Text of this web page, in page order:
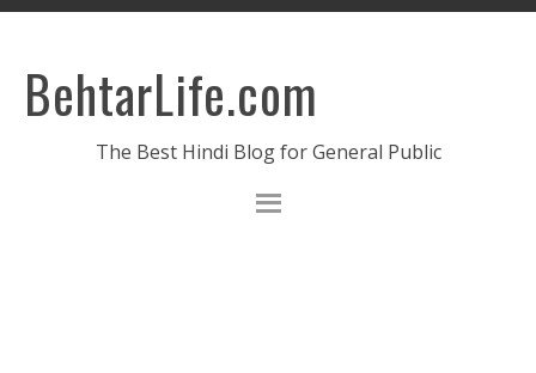
BehtarLife.com
The Best Hindi Blog for General Public